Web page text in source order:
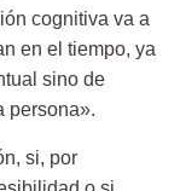
cognitiva va a
en el tiempo, ya
sino de
persona».
si, por